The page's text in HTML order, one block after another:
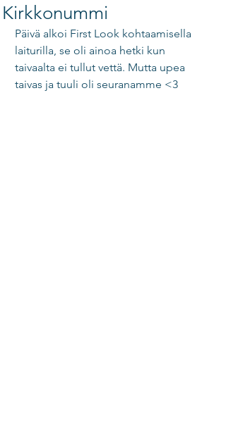
Kirkkonummi
Päivä alkoi First Look kohtaamisella
laiturilla, se oli ainoa hetki kun
taivaalta ei tullut vettä. Mutta upea
taivas ja tuuli oli seuranamme <3